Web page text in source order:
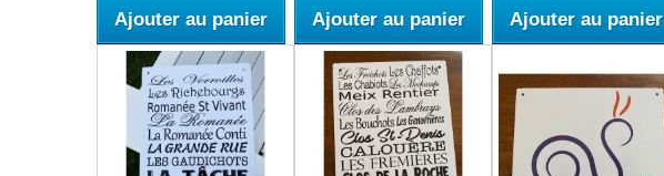
Ajouter au panier Ajouter au panier Ajouter au panier